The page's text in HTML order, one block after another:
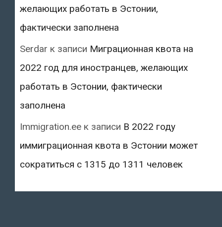
желающих работать в Эстонии,
фактически заполнена
Serdar к записи Миграционная квота на
2022 год для иностранцев, желающих
работать в Эстонии, фактически
заполнена
Immigration.ee к записи В 2022 году
иммиграционная квота в Эстонии может
сократиться с 1315 до 1311 человек